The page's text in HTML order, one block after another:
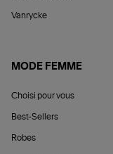
Vanrycke
MODE FEMME
Choisi pour vous
Best-Sellers
Robes